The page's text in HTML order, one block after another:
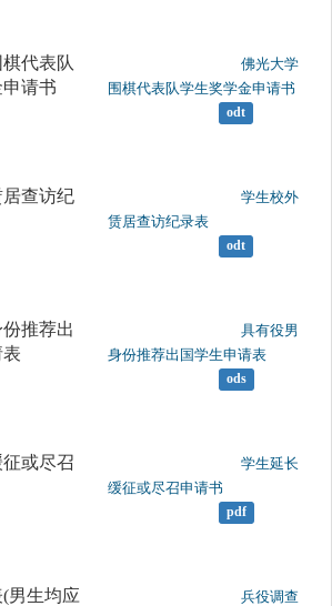
代表队
请书
围棋代表队学生奖学金申请书
odt
查访纪
赁居查访纪录表
odt
推荐出
身份推荐出国学生申请表
ods
或尽召
缓征或尽召申请书
pdf
男生均应